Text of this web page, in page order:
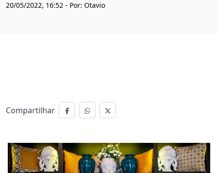
20/05/2022, 16:52 - Por: Otavio
Compartilhar